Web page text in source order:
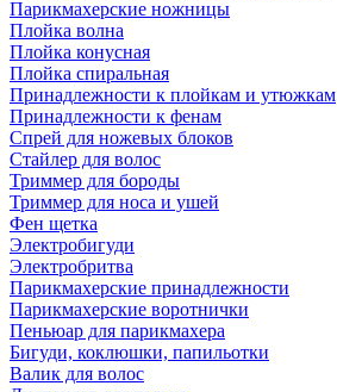
Парикмахерские ножницы
Плойка волна
Плойка конусная
Плойка спиральная
Принадлежности к плойкам и утюжкам
Принадлежности к фенам
Спрей для ножевых блоков
Стайлер для волос
Триммер для бороды
Триммер для носа и ушей
Фен щетка
Электробигуди
Электробритва
Парикмахерские принадлежности
Парикмахерские воротнички
Пеньюар для парикмахера
Бигуди, коклюшки, папильотки
Валик для волос